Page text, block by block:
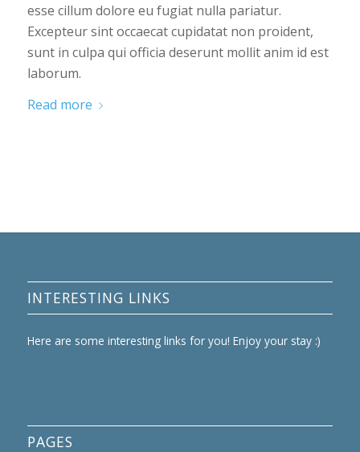
esse cillum dolore eu fugiat nulla pariatur.
Excepteur sint occaecat cupidatat non proident,
sunt in culpa qui officia deserunt mollit anim id est
laborum.
Read more
INTERESTING LINKS
Here are some interesting links for you! Enjoy your stay :)
PAGES